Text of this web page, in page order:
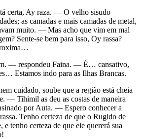
certa, Ay raza. — O velho sisudo
as camadas e mais camadas de metal,
muito. — Mas acho que vim em mal
Sente-se bem para isso, Oy rassa?
— respondeu Faina. — É… cansativo,
Estamos indo para as Ilhas Brancas.
cuidado, soube que a região está cheia
— Tihimil as deu as costas de maneira
por Auta. — Espero conhecer a
Tenho certeza de que o Rugido de
e tenho certeza de que ele quererá sua